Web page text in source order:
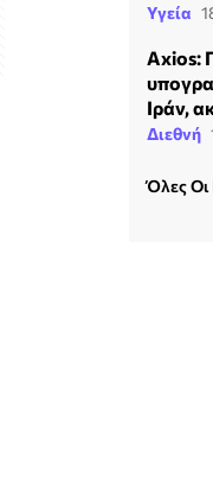
Υγεία
Axios:
Ιράν,
Διεθνή
Όλες Οι